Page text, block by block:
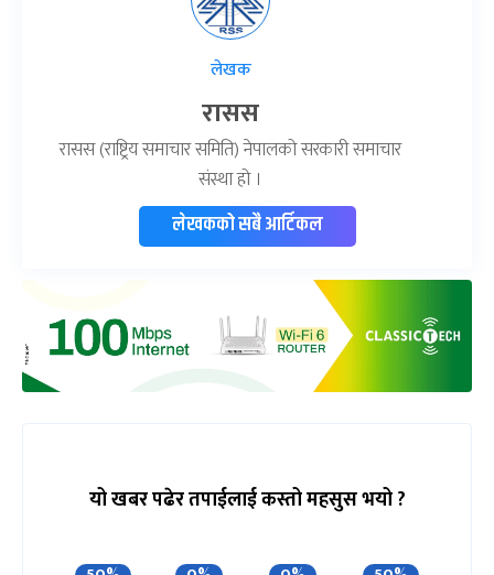
लेखक
रासस
रासस (राष्ट्रिय समाचार समिति) नेपालको सरकारी समाचार
संस्था हो ।
लेखकको सबै आर्टिकल
यो खबर पढेर तपाईलाई कस्तो महसुस भयो ?